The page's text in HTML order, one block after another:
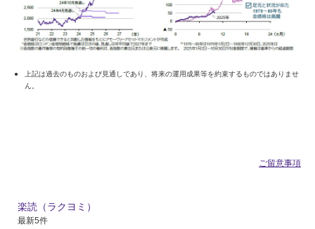
楽読（ラクヨミ）
最新5件
上記は過去のものおよび見通しであり、将来の運用成果等を約束するものではありませ
ん。
ご留意事項